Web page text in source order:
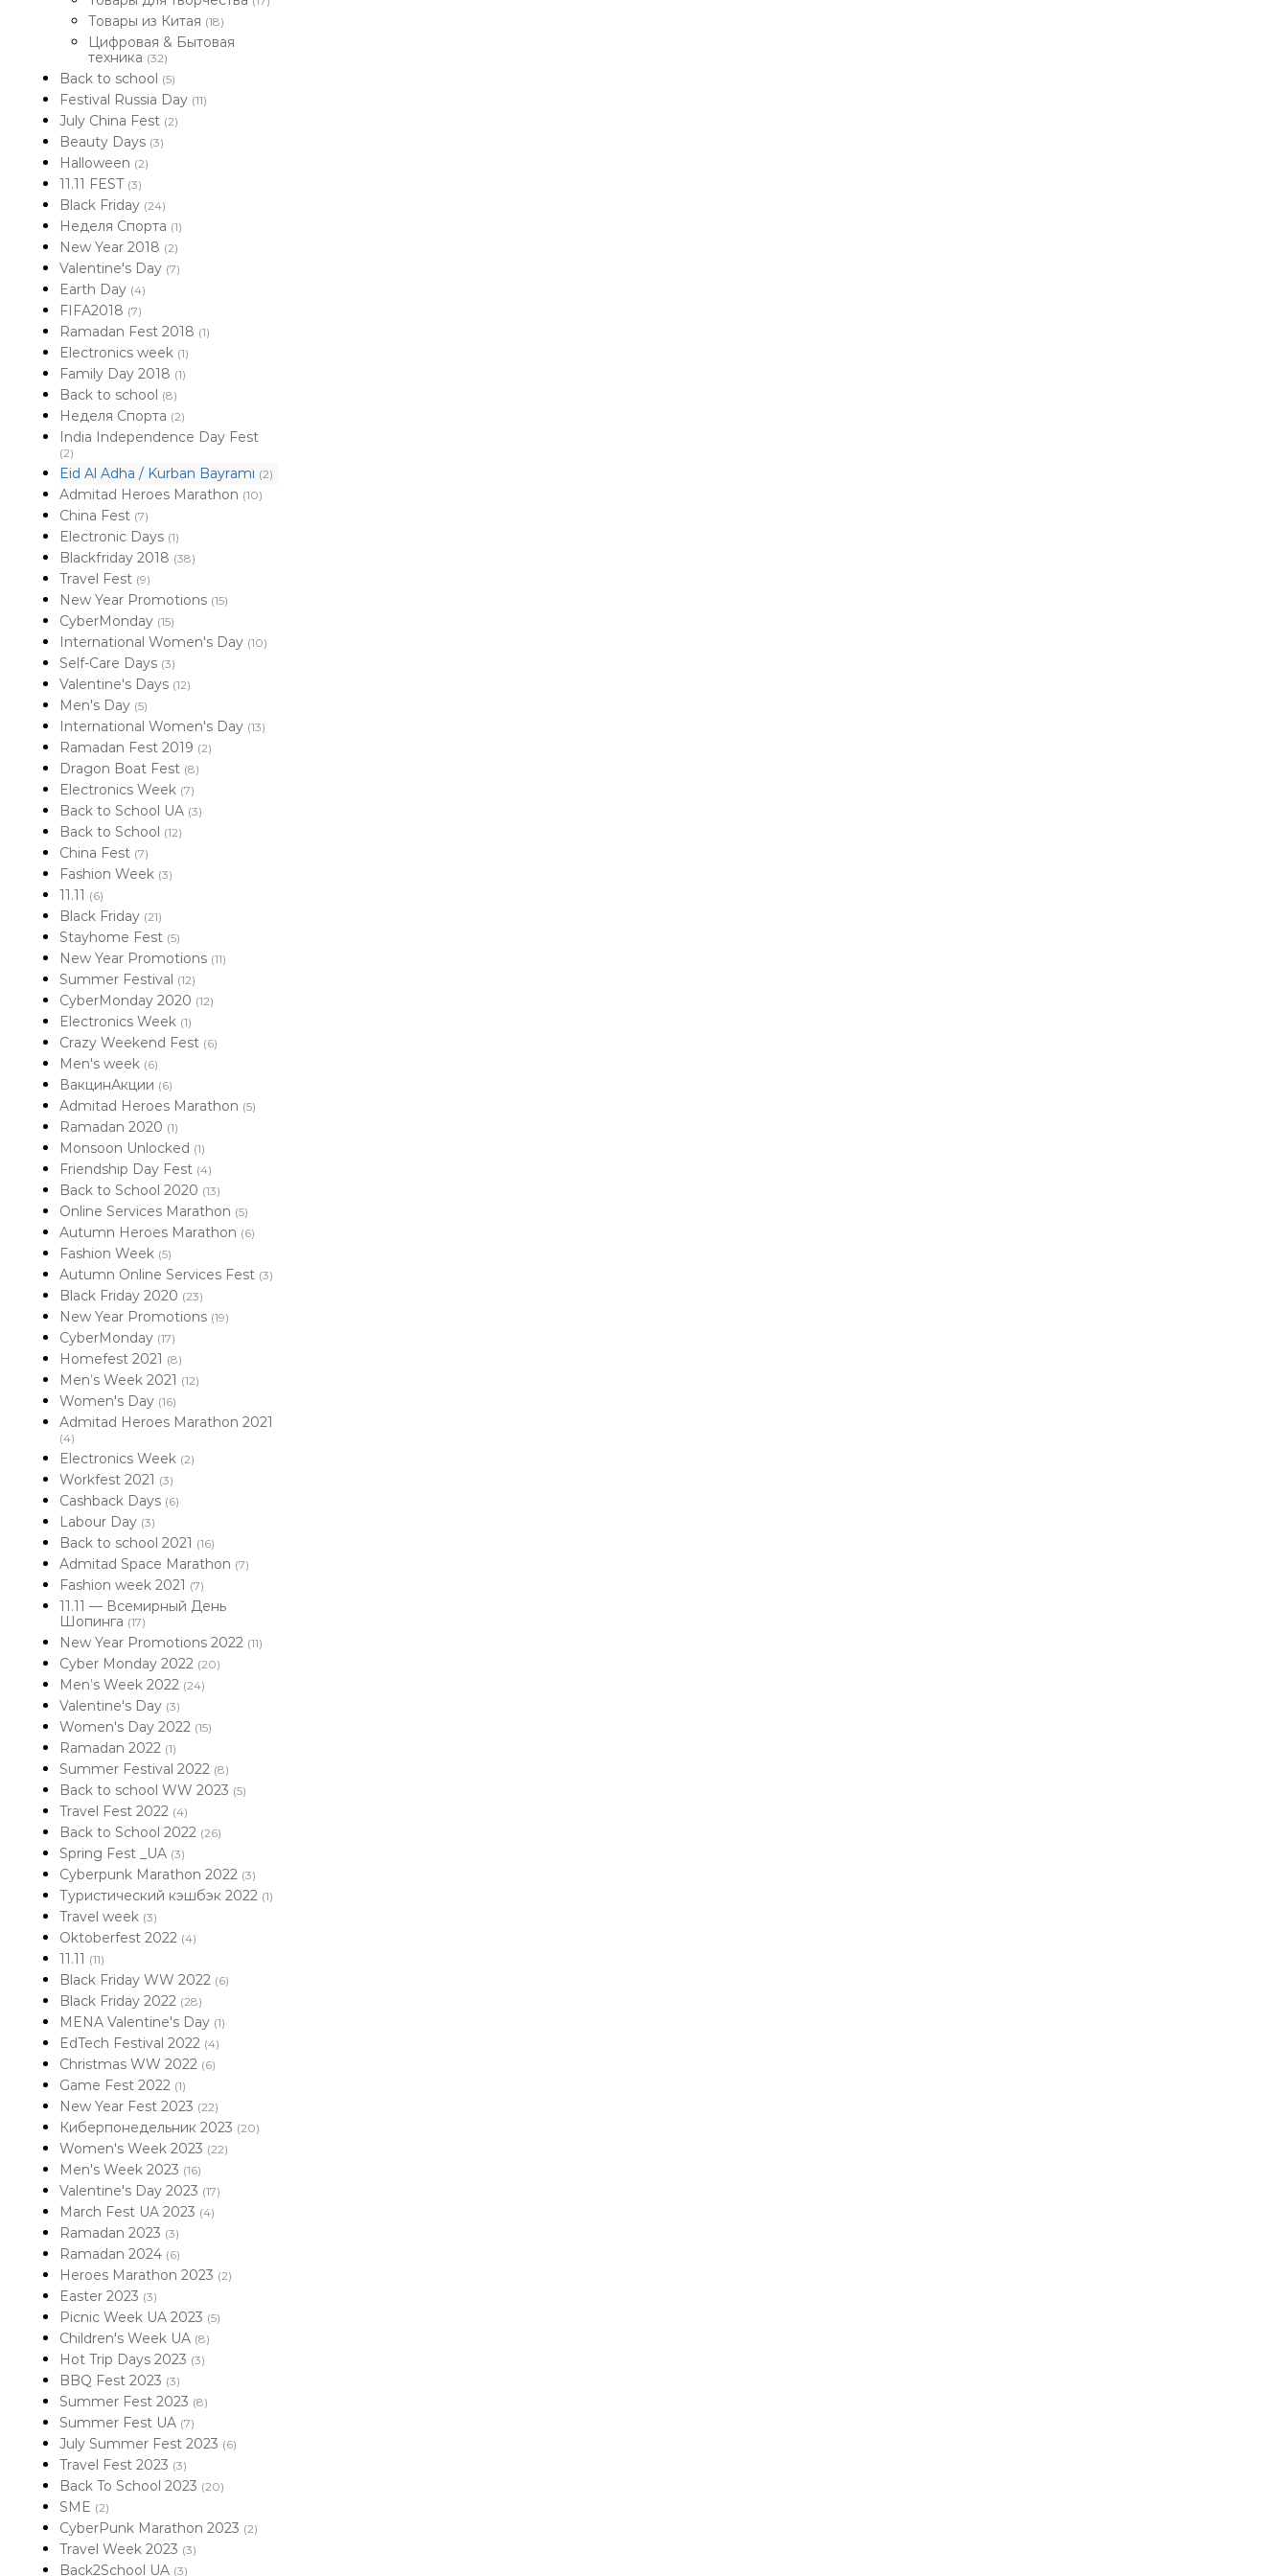
Товары из Китая (18)
Цифровая & Бытовая
техника (32)
Back to school (5)
Festival Russia Day (11)
July China Fest (2)
Beauty Days (3)
Halloween (2)
11.11 FEST (3)
Black Friday (24)
Неделя Спорта (1)
New Year 2018 (2)
Valentine's Day (7)
Earth Day (4)
FIFA2018 (7)
Ramadan Fest 2018 (1)
Electronics week (1)
Family Day 2018 (1)
Back to school (8)
Неделя Спорта (2)
India Independence Day Fest
(2)
Eid Al Adha / Kurban Bayramı (2)
Admitad Heroes Marathon (10)
China Fest (7)
Electronic Days (1)
Blackfriday 2018 (38)
Travel Fest (9)
New Year Promotions (15)
CyberMonday (15)
International Women's Day (10)
Self-Care Days (3)
Valentine's Days (12)
Men's Day (5)
International Women's Day (13)
Ramadan Fest 2019 (2)
Dragon Boat Fest (8)
Electronics Week (7)
Back to School UA (3)
Back to School (12)
China Fest (7)
Fashion Week (3)
11.11 (6)
Black Friday (21)
Stayhome Fest (5)
New Year Promotions (11)
Summer Festival (12)
CyberMonday 2020 (12)
Electronics Week (1)
Crazy Weekend Fest (6)
Men's week (6)
ВакцинАкции (6)
Admitad Heroes Marathon (5)
Ramadan 2020 (1)
Monsoon Unlocked (1)
Friendship Day Fest (4)
Back to School 2020 (13)
Online Services Marathon (5)
Autumn Heroes Marathon (6)
Fashion Week (5)
Autumn Online Services Fest (3)
Black Friday 2020 (23)
New Year Promotions (19)
CyberMonday (17)
Homefest 2021 (8)
Men’s Week 2021 (12)
Women's Day (16)
Admitad Heroes Marathon 2021
(4)
Electronics Week (2)
Workfest 2021 (3)
Cashback Days (6)
Labour Day (3)
Back to school 2021 (16)
Admitad Space Marathon (7)
Fashion week 2021 (7)
11.11 — Всемирный День
Шопинга (17)
New Year Promotions 2022 (11)
Cyber Monday 2022 (20)
Men’s Week 2022 (24)
Valentine's Day (3)
Women's Day 2022 (15)
Ramadan 2022 (1)
Summer Festival 2022 (8)
Back to school WW 2023 (5)
Travel Fest 2022 (4)
Back to School 2022 (26)
Spring Fest _UA (3)
Cyberpunk Marathon 2022 (3)
Туристический кэшбэк 2022 (1)
Travel week (3)
Oktoberfest 2022 (4)
11.11 (11)
Black Friday WW 2022 (6)
Black Friday 2022 (28)
MENA Valentine's Day (1)
EdTech Festival 2022 (4)
Christmas WW 2022 (6)
Game Fest 2022 (1)
New Year Fest 2023 (22)
Киберпонедельник 2023 (20)
Women's Week 2023 (22)
Men's Week 2023 (16)
Valentine's Day 2023 (17)
March Fest UA 2023 (4)
Ramadan 2023 (3)
Ramadan 2024 (6)
Heroes Marathon 2023 (2)
Easter 2023 (3)
Picnic Week UA 2023 (5)
Children's Week UA (8)
Hot Trip Days 2023 (3)
BBQ Fest 2023 (3)
Summer Fest 2023 (8)
Summer Fest UA (7)
July Summer Fest 2023 (6)
Travel Fest 2023 (3)
Back To School 2023 (20)
SME (2)
CyberPunk Marathon 2023 (2)
Travel Week 2023 (3)
Back2School UA (3)